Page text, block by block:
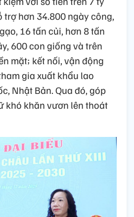
trợ hơn 34.800 ngày công,
16 tấn củi, hơn 8 tấn
600 con giống và trên
mặt; kết nối, vận động
gia xuất khẩu lao
Nhật Bản. Qua đó, góp
khó khăn vươn lên thoát